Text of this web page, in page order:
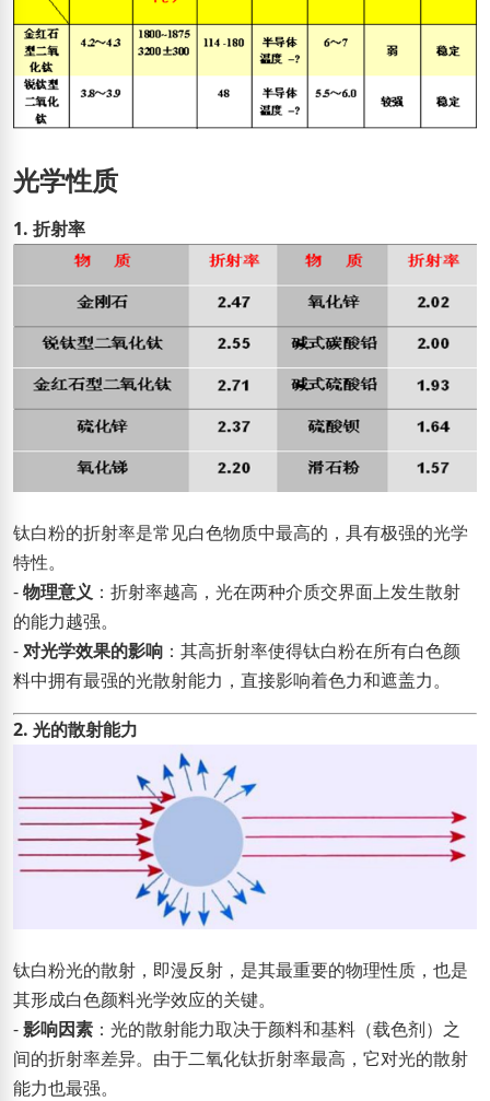
光学性质
1. 折射率
钛白粉的折射率是常见白色物质中最高的，具有极强的光学
特性。
-物理意义 ：折射率越高，光在两种介质交界面上发生散射
的能力越强。
-对光学效果的影响 ：其高折射率使得钛白粉在所有白色颜
料中拥有最强的光散射能力，直接影响着色力和遮盖力。
2. 光的散射能力
钛白粉光的散射，即漫反射，是其最重要的物理性质，也是
其形成白色颜料光学效应的关键。
-影响因素 ：光的散射能力取决于颜料和基料（载色剂）之
间的折射率差异。由于二氧化钛折射率最高，它对光的散射
能力也最强。